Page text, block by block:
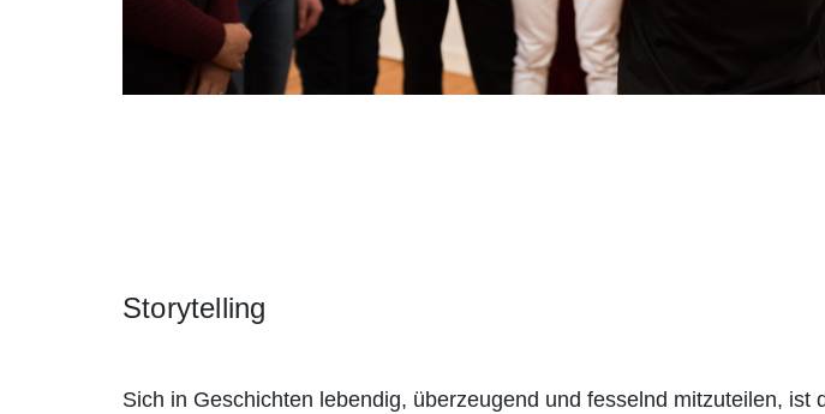
Storytelling
Sich in Geschichten lebendig, überzeugend und fesselnd mitzuteilen, ist